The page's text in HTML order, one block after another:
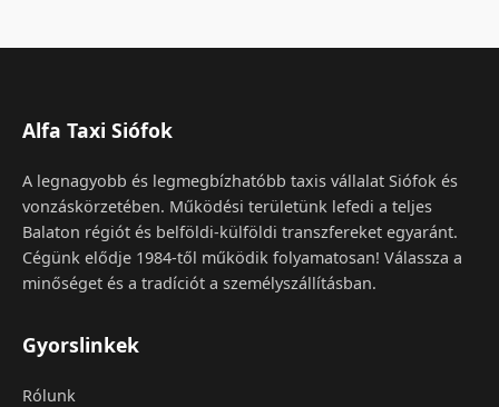
Alfa Taxi Siófok
A legnagyobb és legmegbízhatóbb taxis vállalat Siófok és
vonzáskörzetében. Működési területünk lefedi a teljes
Balaton régiót és belföldi-külföldi transzfereket egyaránt.
Cégünk elődje 1984-től működik folyamatosan! Válassza a
minőséget és a tradíciót a személyszállításban.
Gyorslinkek
Rólunk